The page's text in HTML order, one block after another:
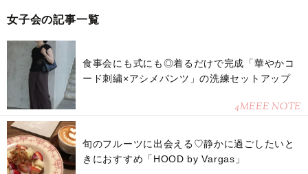
女子会の記事一覧
食事会にも式にも◎着るだけで完成「華やかコ
ード刺繍×アシメパンツ」の洗練セットアップ
4MEEE NOTE
旬のフルーツに出会える♡静かに過ごしたいと
きにおすすめ「HOOD by Vargas」